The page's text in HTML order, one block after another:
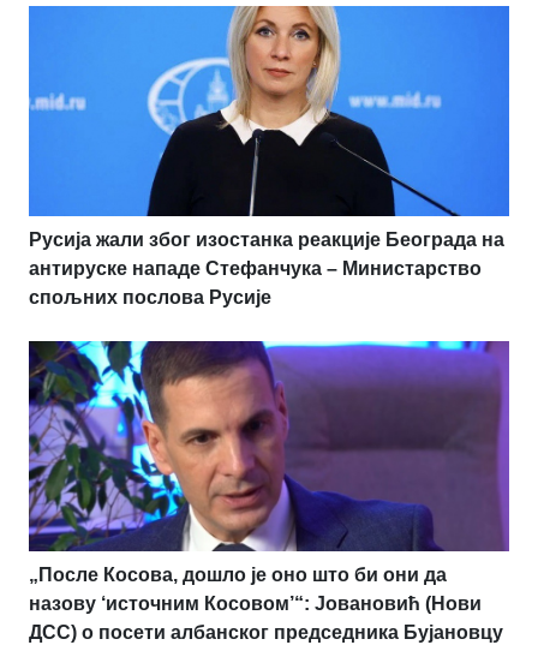
Русија жали због изостанка реакције Београда на
антируске нападе Стефанчука – Министарство
спољних послова Русије
„После Косова, дошло је оно што би они да
назову ‘источним Косовом’“: Јовановић (Нови
ДСС) о посети албанског председника Бујановцу